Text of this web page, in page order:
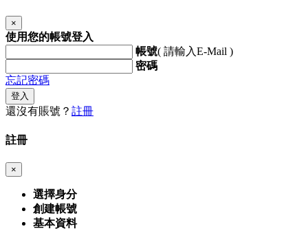
×
使用您的帳號登入
帳號( 請輸入E-Mail )
密碼
忘記密碼
登入
還沒有賬號？ 註冊
註冊
×
選擇身分
創建帳號
基本資料